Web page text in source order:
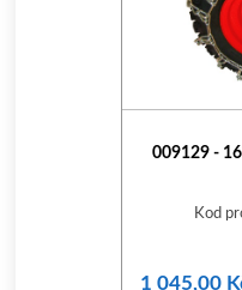
009129 -
Kod
1 045,00